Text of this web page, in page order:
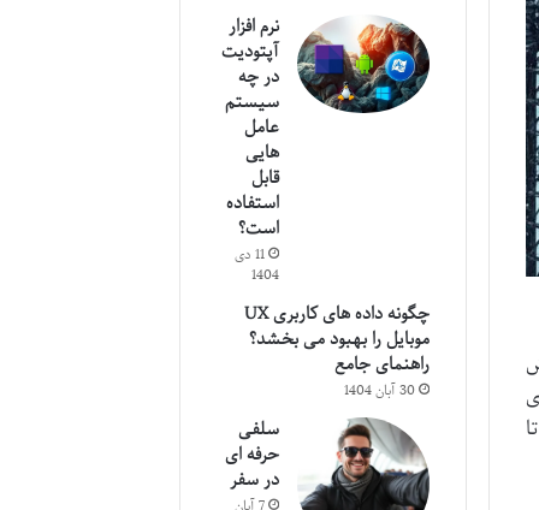
نرم افزار
آپتودیت
در چه
سیستم
عامل
هایی
قابل
استفاده
است؟
11 دی
1404
چگونه داده های کاربری UX
موبایل را بهبود می بخشد؟
راهنمای جامع
30 آبان 1404
سلفی
حرفه ای
در سفر